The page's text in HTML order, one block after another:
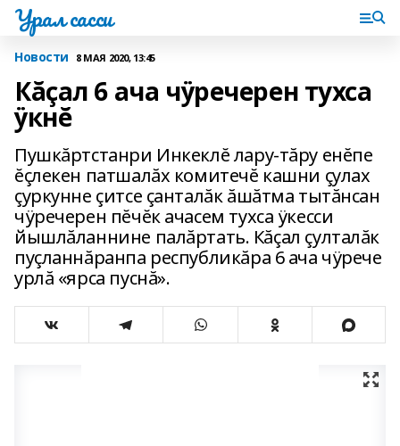
Урал сасси
Новости 8 МАЯ 2020, 13:45
Кăçал 6 ача чÿречерен тухса
ÿкнĕ
Пушкăртстанри Инкеклĕ лару-тăру енĕпе
ĕçлекен патшалăх комитечĕ кашни çулах
çуркунне çитсе çанталăк ăшăтма тытăнсан
чÿречерен пĕчĕк ачасем тухса ÿкесси
йышлăланнине палăртать. Кăçал çулталăк
пуçланнăранпа республикăра 6 ача чÿрече
урлă «ярса пуснă».